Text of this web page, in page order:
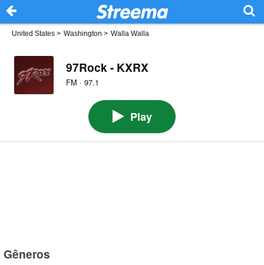
United States > Washington > Walla Walla
97Rock - KXRX
FM · 97.1
Play
Gêneros